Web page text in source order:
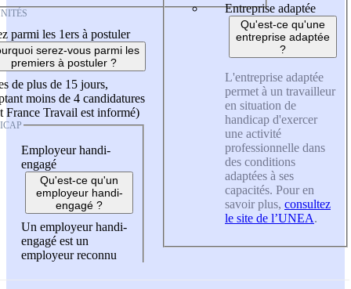
parmi les 1ers à postuler
serez-vous parmi les
premiers à postuler ?
de plus de 15 jours,
moins de 4 candidatures
France Travail est informé)
Employeur handi-
engagé
Qu'est-ce qu'un
employeur handi-
engagé ?
Un employeur handi-
engagé est un
employeur reconnu
Entreprise adaptée
Qu'est-ce qu'une
entreprise adaptée
?
L'entreprise adaptée
permet à un travailleur
en situation de
handicap d'exercer
une activité
professionnelle dans
des conditions
adaptées à ses
capacités. Pour en
savoir plus, consultez
le site de l’UNEA.